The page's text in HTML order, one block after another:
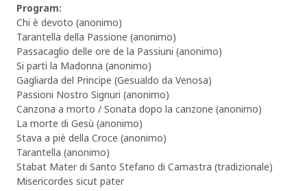
Program:
Chi è devoto (anonimo)
Tarantella della Passione (anonimo)
Passacaglio delle ore de la Passiuni (anonimo)
Si partì la Madonna (anonimo)
Gagliarda del Principe (Gesualdo da Venosa)
Passioni Nostro Signuri (anonimo)
Canzona a morto / Sonata dopo la canzone (anonimo)
La morte di Gesù (anonimo)
Stava a piè della Croce (anonimo)
Tarantella (anonimo)
Stabat Mater di Santo Stefano di Camastra (tradizionale)
Misericordes sicut pater